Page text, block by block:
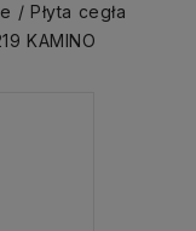
Płyta cegła
KAMINO